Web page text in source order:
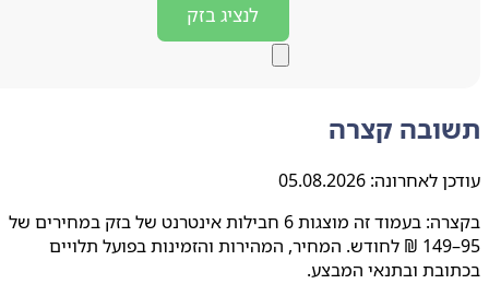
לנציגבזק
קצרה
לאחרונה:05.08.2026
בקצרה: בעמוד זה מוצגות 6 חבילות אינטרנט של בזק במחירים של
95–149 ₪ לחודש. המחיר, המהירות והזמינות בפועל תלויים
ובתנאי המבצע.